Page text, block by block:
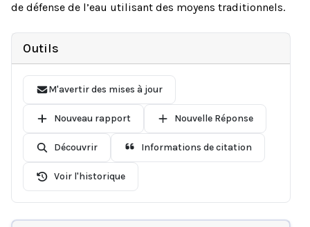
de défense de l’eau utilisant des moyens traditionnels.
Outils
M'avertir des mises à jour
Nouveau rapport Nouvelle Réponse
Découvrir Informations de citation
Voir l'historique